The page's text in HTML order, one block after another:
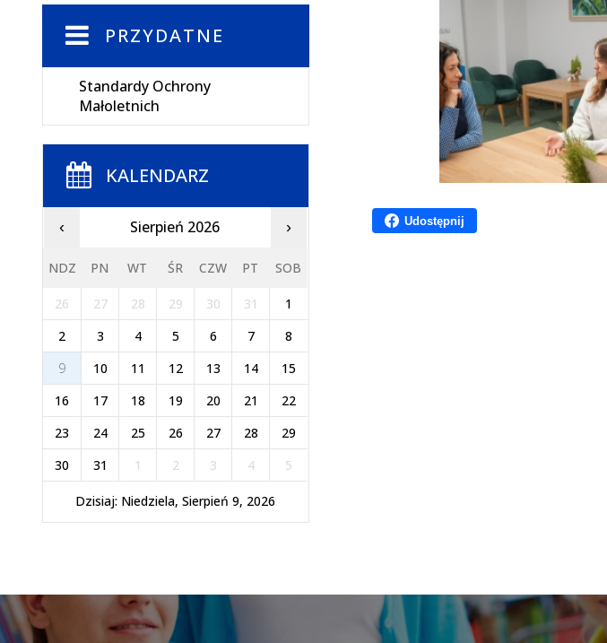
Udostępnij
PRZYDATNE
Standardy Ochrony
Małoletnich
KALENDARZ
‹ Sierpień 2026 ›
NDZ PN WT ŚR CZW PT SOB
26 27 28 29 30 31
1
2
3 4 5 6 7
8
9
10 11 12 13 14
15
16
17 18 19 20 21
22
23
24 25 26 27 28
29
30
31 1 2 3 4 5
Dzisiaj: Niedziela, Sierpień 9, 2026